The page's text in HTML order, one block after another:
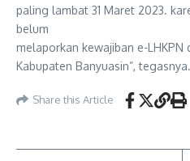
paling lambat 31 Maret 2023.
belum
melaporkan kewajiban e-
Kabupaten Banyuasin”,
Share this Article